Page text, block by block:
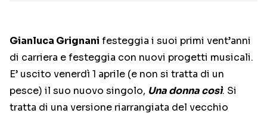
Gianluca Grignani festeggia i suoi primi vent’anni
di carriera e festeggia con nuovi progetti musicali.
E’ uscito venerdì 1 aprile (e non si tratta di un
pesce) il suo nuovo singolo, Una donna così. Si
tratta di una versione riarrangiata del vecchio